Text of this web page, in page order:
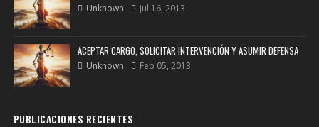
Unknown Jul 16, 2013
ACEPTAR CARGO, SOLICITAR INTERVENCIÓN Y ASUMIR DEFENSA
Unknown Feb 05, 2013
PUBLICACIONES RECIENTES